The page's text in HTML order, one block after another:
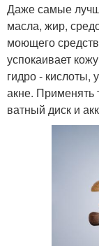
Даже самые
масла, жир,
моющего
успокаивает
гидро - кислоты,
акне. Применять
ватный диск и